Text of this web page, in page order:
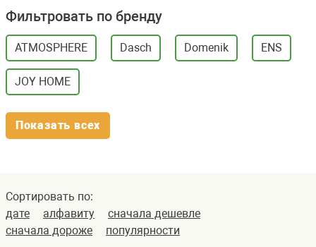
Фильтровать по бренду
ATMOSPHERE Dasch Domenik ENS
JOY HOME
Показать всех
Сортировать по:
дате
алфавиту
сначала дешевле
сначала дороже
популярности